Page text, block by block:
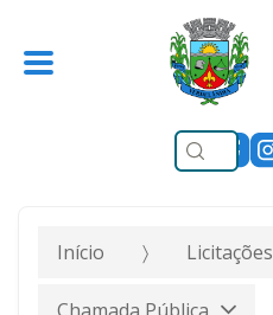
Início Licitações